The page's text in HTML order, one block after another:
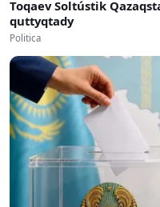
Toqaev Soltústik
quttyqtady
Politica